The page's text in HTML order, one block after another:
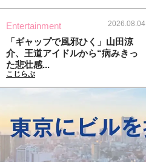
Entertainment 2026.08.04
「ギャップで風邪ひく」山田涼
介、王道アイドルから“病みきっ
た悲壮感...
こじらぶ